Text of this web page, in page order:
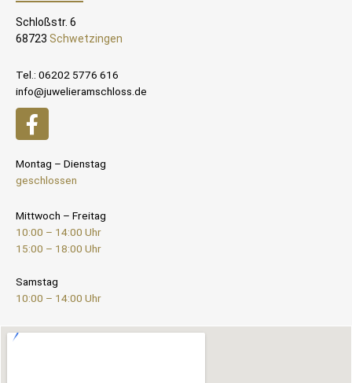
Schloßstr. 6
68723 Schwetzingen
Tel.: 06202 5776 616
info@juwelieramschloss.de
Montag – Dienstag
geschlossen
Mittwoch – Freitag
10:00 – 14:00 Uhr
15:00 – 18:00 Uhr
Samstag
10:00 – 14:00 Uhr